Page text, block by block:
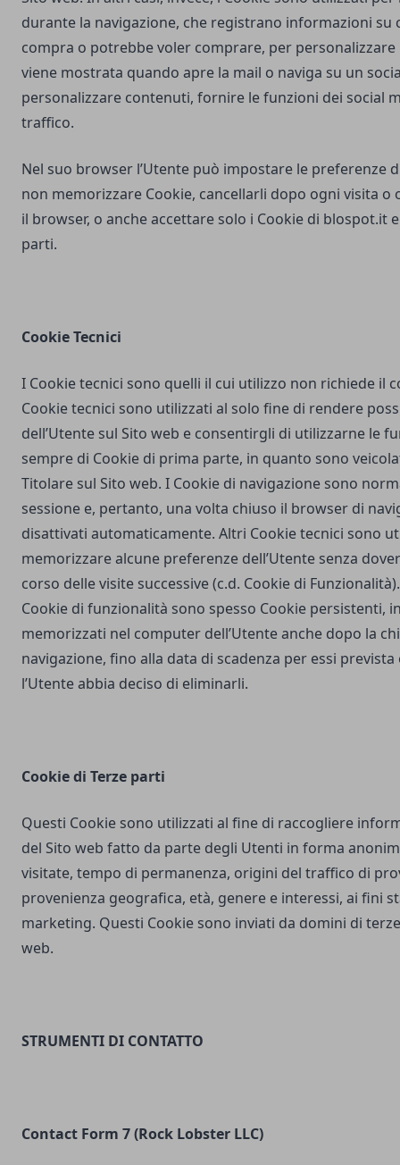
durante la navigazione, che registrano informazioni su
compra o potrebbe voler comprare, per
viene mostrata quando apre la mail o naviga su un
personalizzare contenuti, fornire le funzioni dei social
traffico.
Nel suo browser l’Utente può impostare le preferenze
non memorizzare Cookie, cancellarli dopo ogni visita o
il browser, o anche accettare solo i Cookie di blospot.it
parti.
Cookie Tecnici
I Cookie tecnici sono quelli il cui utilizzo non richiede il
Cookie tecnici sono utilizzati al solo fine di rendere
dell’Utente sul Sito web e consentirgli di utilizzarne le
sempre di Cookie di prima parte, in quanto sono
Titolare sul Sito web. I Cookie di navigazione sono
sessione e, pertanto, una volta chiuso il browser di
disattivati automaticamente. Altri Cookie tecnici sono
memorizzare alcune preferenze dell’Utente senza
corso delle visite successive (c.d. Cookie di
Cookie di funzionalità sono spesso Cookie persistenti,
memorizzati nel computer dell’Utente anche dopo la
navigazione, fino alla data di scadenza per essi
l’Utente abbia deciso di eliminarli.
Cookie di Terze parti
Questi Cookie sono utilizzati al fine di raccogliere
del Sito web fatto da parte degli Utenti in forma
visitate, tempo di permanenza, origini del traffico di
provenienza geografica, età, genere e interessi, ai fini
marketing. Questi Cookie sono inviati da domini di
web.
STRUMENTI DI CONTATTO
Contact Form 7 (Rock Lobster LLC)